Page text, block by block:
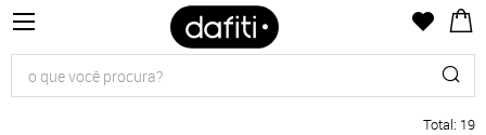
Total: 19